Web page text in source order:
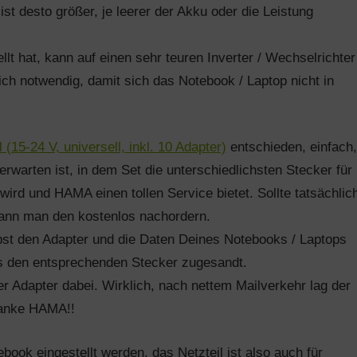
desto größer, je leerer der Akku oder die Leistung
hat, kann auf einen sehr teuren Inverter / Wechselrichter
notwendig, damit sich das Notebook / Laptop nicht in
24 V, universell, inkl. 10 Adapter) entschieden, einfach,
ist, in dem Set die unterschiedlichsten Stecker für
und HAMA einen tollen Service bietet. Sollte
man den kostenlos nachordern.
den Adapter und die Daten Deines Notebooks / Laptops
entsprechenden Stecker zugesandt.
Adapter dabei. Wirklich, nach nettem Mailverkehr lag der
HAMA!!
eingestellt werden, das Netzteil ist also auch für